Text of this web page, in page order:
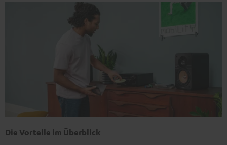
Die Vorteile im Überblick